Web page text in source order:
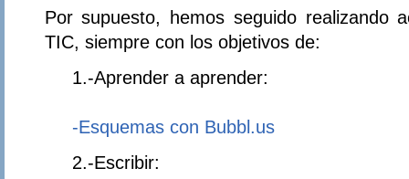
Por supuesto, hemos seguido realizando
TIC, siempre con los objetivos de:
1.-Aprender a aprender:
-Esquemas con Bubbl.us
2.-Escribir: